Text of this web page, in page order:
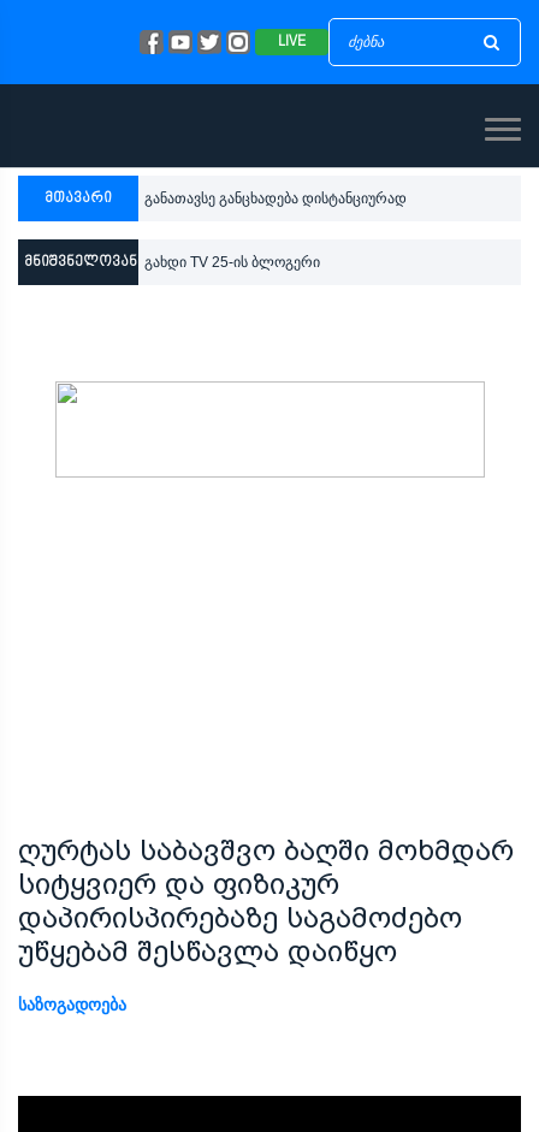
LIVE
მთავარი განათავსე განცხადება დისტანციურად
მნიშვნელოვანიგახდი TV 25-ის ბლოგერი
ღურტას საბავშვო ბაღში მოხმდარ
სიტყვიერ და ფიზიკურ
დაპირისპირებაზე საგამოძებო
უწყებამ შესწავლა დაიწყო
ᲡᲐᲖᲝᲒᲐᲓᲝᲔᲑᲐ